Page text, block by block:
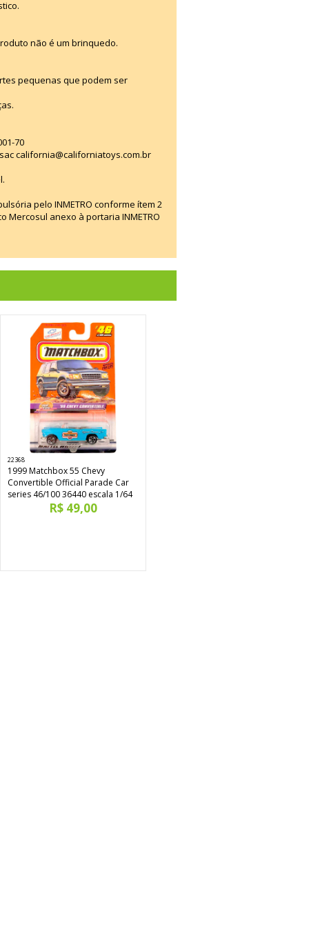
não é um brinquedo.
pequenas que podem ser
70
california@californiatoys.com.br
pelo INMETRO conforme ítem 2
Mercosul anexo à portaria INMETRO
22368
1999 Matchbox 55 Chevy
Convertible Official Parade Car
series 46/100 36440 escala 1/64
R$ 49,00